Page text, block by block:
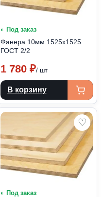
◐ Под заказ
Фанера 10мм 1525х1525
ГОСТ 2/2
1 780 ₽/ шт
В корзину
♡
◐ Под заказ